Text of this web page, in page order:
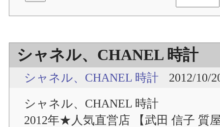
シャネル、CHANEL 時計
シャネル、CHANEL 時計
2012/10/
シャネル、CHANEL 時計
2012年★人気直営店 【武田 信子 質